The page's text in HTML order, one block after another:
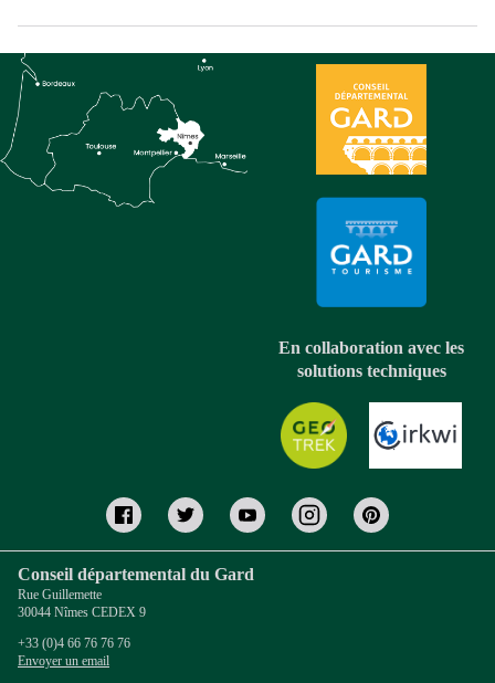
En collaboration avec les
solutions techniques
Conseil départemental du Gard
Rue Guillemette
30044 Nîmes CEDEX 9
+33 (0)4 66 76 76 76
Envoyer un email